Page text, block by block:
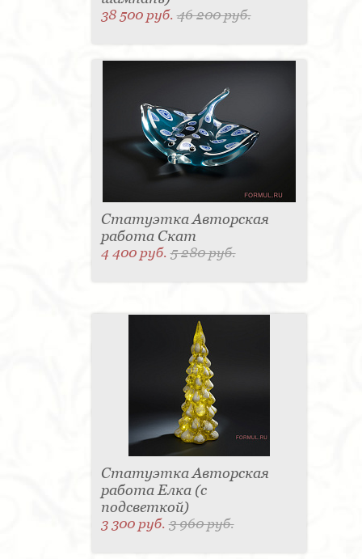
38 500 руб.46 200 руб.
Статуэтка Авторская
работа Скат
4 400 руб.5 280 руб.
Статуэтка Авторская
работа Елка (с
подсветкой)
3 300 руб.3 960 руб.